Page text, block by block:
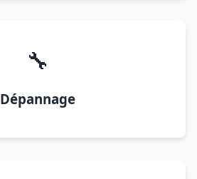
🔧
Dépannage